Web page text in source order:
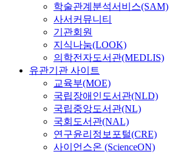
학술관계분석서비스(SAM)
사서커뮤니티
기관회원
지식나눔(LOOK)
의학전자도서관(MEDLIS)
유관기관 사이트
교육부(MOE)
국립장애인도서관(NLD)
국립중앙도서관(NL)
국회도서관(NAL)
연구윤리정보포털(CRE)
사이언스온 (ScienceON)